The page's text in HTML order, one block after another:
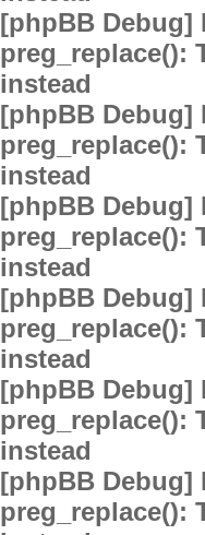
[phpBB Debug]
preg_replace():
instead
[phpBB Debug]
preg_replace():
instead
[phpBB Debug]
preg_replace():
instead
[phpBB Debug]
preg_replace():
instead
[phpBB Debug]
preg_replace():
instead
[phpBB Debug]
preg_replace():